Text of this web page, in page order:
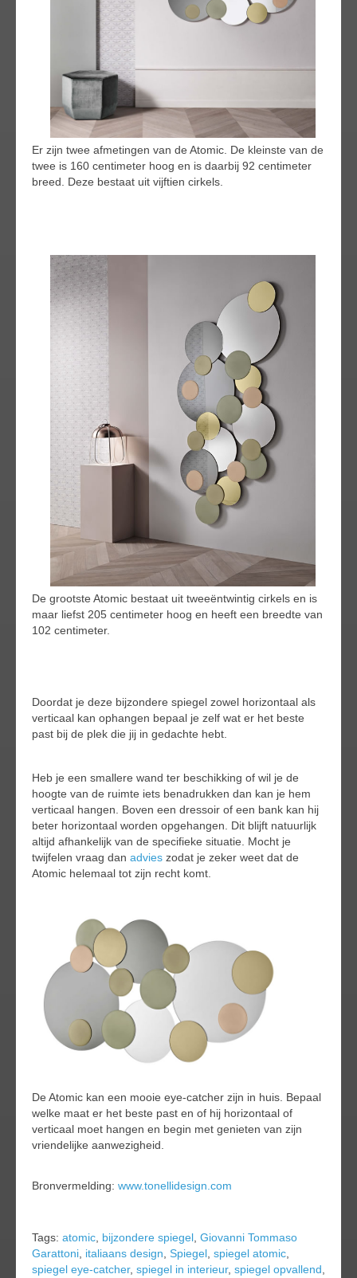
Er zijn twee afmetingen van de Atomic. De kleinste van de
twee is 160 centimeter hoog en is daarbij 92 centimeter
breed. Deze bestaat uit vijftien cirkels.
De grootste Atomic bestaat uit tweeëntwintig cirkels en is
maar liefst 205 centimeter hoog en heeft een breedte van
102 centimeter.
Doordat je deze bijzondere spiegel zowel horizontaal als
verticaal kan ophangen bepaal je zelf wat er het beste
past bij de plek die jij in gedachte hebt.
Heb je een smallere wand ter beschikking of wil je de
hoogte van de ruimte iets benadrukken dan kan je hem
verticaal hangen. Boven een dressoir of een bank kan hij
beter horizontaal worden opgehangen. Dit blijft natuurlijk
altijd afhankelijk van de specifieke situatie. Mocht je
twijfelen vraag dan advies zodat je zeker weet dat de
Atomic helemaal tot zijn recht komt.
De Atomic kan een mooie eye-catcher zijn in huis. Bepaal
welke maat er het beste past en of hij horizontaal of
verticaal moet hangen en begin met genieten van zijn
vriendelijke aanwezigheid.
Bronvermelding: www.tonellidesign.com
Tags: atomic bijzondere spiegel Giovanni Tommaso
Garattoni italiaans design Spiegel spiegel atomic
spiegel eye-catcher, spiegel in interieur, spiegel opvallend